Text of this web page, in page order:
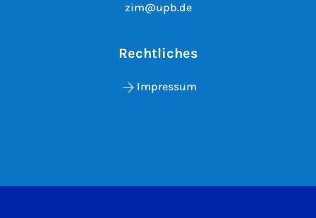
zim@upb.de
Rechtliches
Impressum